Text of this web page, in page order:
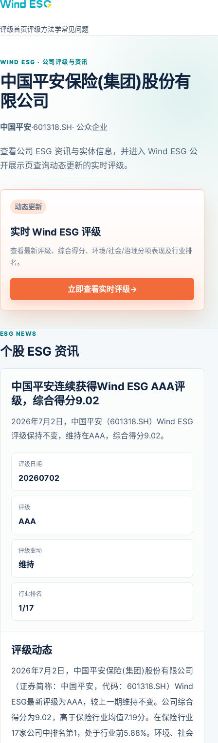
评级首页评级方法学常见问题
WIND ESG · 公司评级与资讯
中国平安保险(集团)股份有
限公司
中国平安·601318.SH· 公众企业
查看公司 ESG 资讯与实体信息，并进入 Wind ESG 公
开展示页查询动态更新的实时评级。
动态更新
实时 Wind ESG 评级
查看最新评级、综合得分、环境/社会/治理分项表现及行业排
名。
立即查看实时评级→
ESG NEWS
个股 ESG 资讯
中国平安连续获得Wind ESG AAA评
级，综合得分9.02
2026年7月2日，中国平安（601318.SH）Wind ESG
评级保持不变，维持在AAA，综合得分9.02。
评级日期
20260702
评级
AAA
评级变动
维持
行业排名
1/17
评级动态
2026年7月2日，中国平安保险(集团)股份有限公司
（证券简称：中国平安，代码：601318.SH）Wind
ESG最新评级为AAA，较上一期维持不变。公司综合
得分为9.02，高于保险行业均值7.19分。在保险行业
17家公司中排名第1，处于行业前5.88%。环境、社会